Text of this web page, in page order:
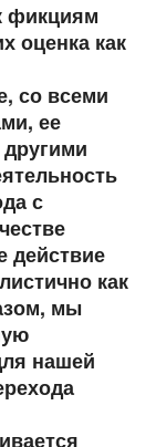
фикциям
оценка как
со всеми
ее
с
действие
как
мы
нашей